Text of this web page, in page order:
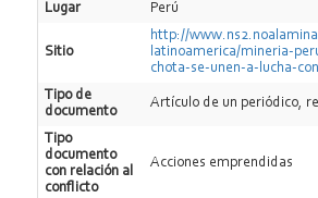
Lugar
Perú
Sitio
http://
latinoamerica/mineria-
chota-se-unen-a-lucha-
Tipo de
documento
Artí­culo de un periódico,
Tipo
documento
con relación al
conflicto
Acciones emprendidas